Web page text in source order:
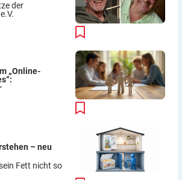
der
„Online-
– neu
Fett nicht so